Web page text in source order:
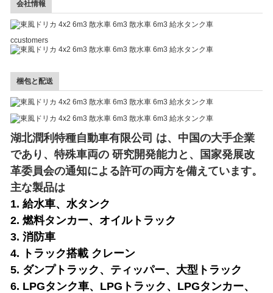
会社情報
ccustomers
梱包と配送
湖北潤利特種自動車有限公司 は、中国の大手企業
であり、特殊車両の 研究開発能力と、国家発展改
革委員会の通知による許可の両方を備えています。
主な製品は
1. 給水車、水タンク
2. 燃料タンカー、オイルトラック
3. 消防車
4. トラック搭載 クレーン
5. ダンプトラック、ティッパー、大型トラック
6. LPGタンク車、LPGトラック、LPGタンカー、